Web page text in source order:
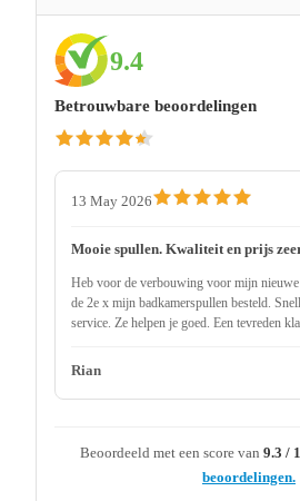
9.4
Betrouwbare beoordelingen
13 May 2026
Mooie spullen. Kwaliteit en prijs
Heb voor de verbouwing voor mijn
de 2e x mijn badkamerspullen besteld.
service. Ze helpen je goed. Een tevreden
Rian
Beoordeeld met een score van 9.3 /
beoordelingen.